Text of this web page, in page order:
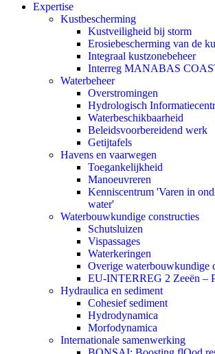
Expertise
Kustbescherming
Kustveiligheid bij storm
Erosiebescherming van de
Integraal kustzonebeheer
Interreg MANABAS
Waterbeheer
Overstromingen
Hydrologisch
Waterbeschikbaarheid
Beleidsvoorbereidend werk
Getijtafels
Havens en vaarwegen
Toegankelijkheid
Manoeuvreren
Kenniscentrum 'Varen in
water'
Waterbouwkundige constructies
Schutsluizen
Vispassages
Waterkeringen
Overige waterbouwkundige
EU-INTERREG 2 Zeeën –
Hydraulica en sediment
Cohesief sediment
Hydrodynamica
Morfodynamica
Internationale samenwerking